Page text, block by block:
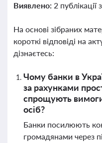
Виявлено: 2 публікації
На основі зібраних
короткі відповіді на
дізнаєтесь:
Чому банки в
за рахунками
спрощують
осіб?
Банки посилюють
громадянами через